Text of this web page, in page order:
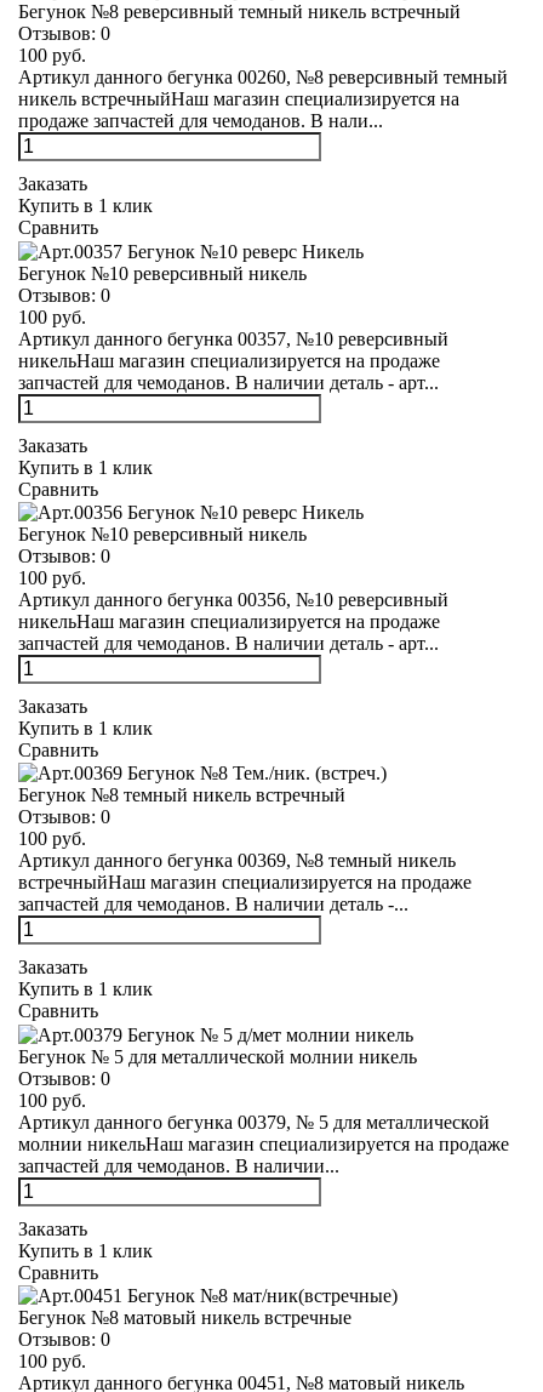
Бегунок №8 реверсивный темный никель встречный
Отзывов: 0
100 руб.
Артикул данного бегунка 00260, №8 реверсивный темный
никель встречныйНаш магазин специализируется на
продаже запчастей для чемоданов. В нали...
Заказать
Купить в 1 клик
Сравнить
Бегунок №10 реверсивный никель
Отзывов: 0
100 руб.
Артикул данного бегунка 00357, №10 реверсивный
никельНаш магазин специализируется на продаже
запчастей для чемоданов. В наличии деталь - арт...
Заказать
Купить в 1 клик
Сравнить
Бегунок №10 реверсивный никель
Отзывов: 0
100 руб.
Артикул данного бегунка 00356, №10 реверсивный
никельНаш магазин специализируется на продаже
запчастей для чемоданов. В наличии деталь - арт...
Заказать
Купить в 1 клик
Сравнить
Бегунок №8 темный никель встречный
Отзывов: 0
100 руб.
Артикул данного бегунка 00369, №8 темный никель
встречныйНаш магазин специализируется на продаже
запчастей для чемоданов. В наличии деталь -...
Заказать
Купить в 1 клик
Сравнить
Бегунок № 5 для металлической молнии никель
Отзывов: 0
100 руб.
Артикул данного бегунка 00379, № 5 для металлической
молнии никельНаш магазин специализируется на продаже
запчастей для чемоданов. В наличии...
Заказать
Купить в 1 клик
Сравнить
Бегунок №8 матовый никель встречные
Отзывов: 0
100 руб.
Артикул данного бегунка 00451, №8 матовый никель